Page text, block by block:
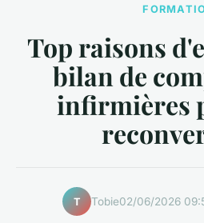
Top raisons
bilan de
infirmières
T Tobie02/06/2026